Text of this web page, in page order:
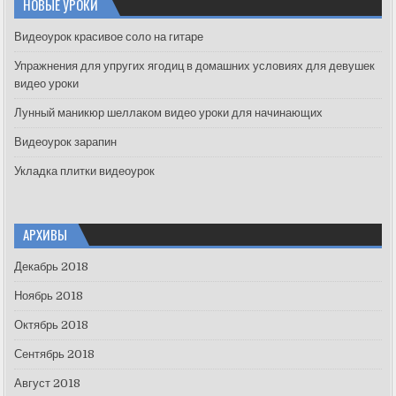
h
f
r
:
НОВЫЕ УРОКИ
Видеоурок красивое соло на гитаре
Упражнения для упругих ягодиц в домашних условиях для девушек
видео уроки
Лунный маникюр шеллаком видео уроки для начинающих
Видеоурок зарапин
Укладка плитки видеоурок
АРХИВЫ
Декабрь 2018
Ноябрь 2018
Октябрь 2018
Сентябрь 2018
Август 2018